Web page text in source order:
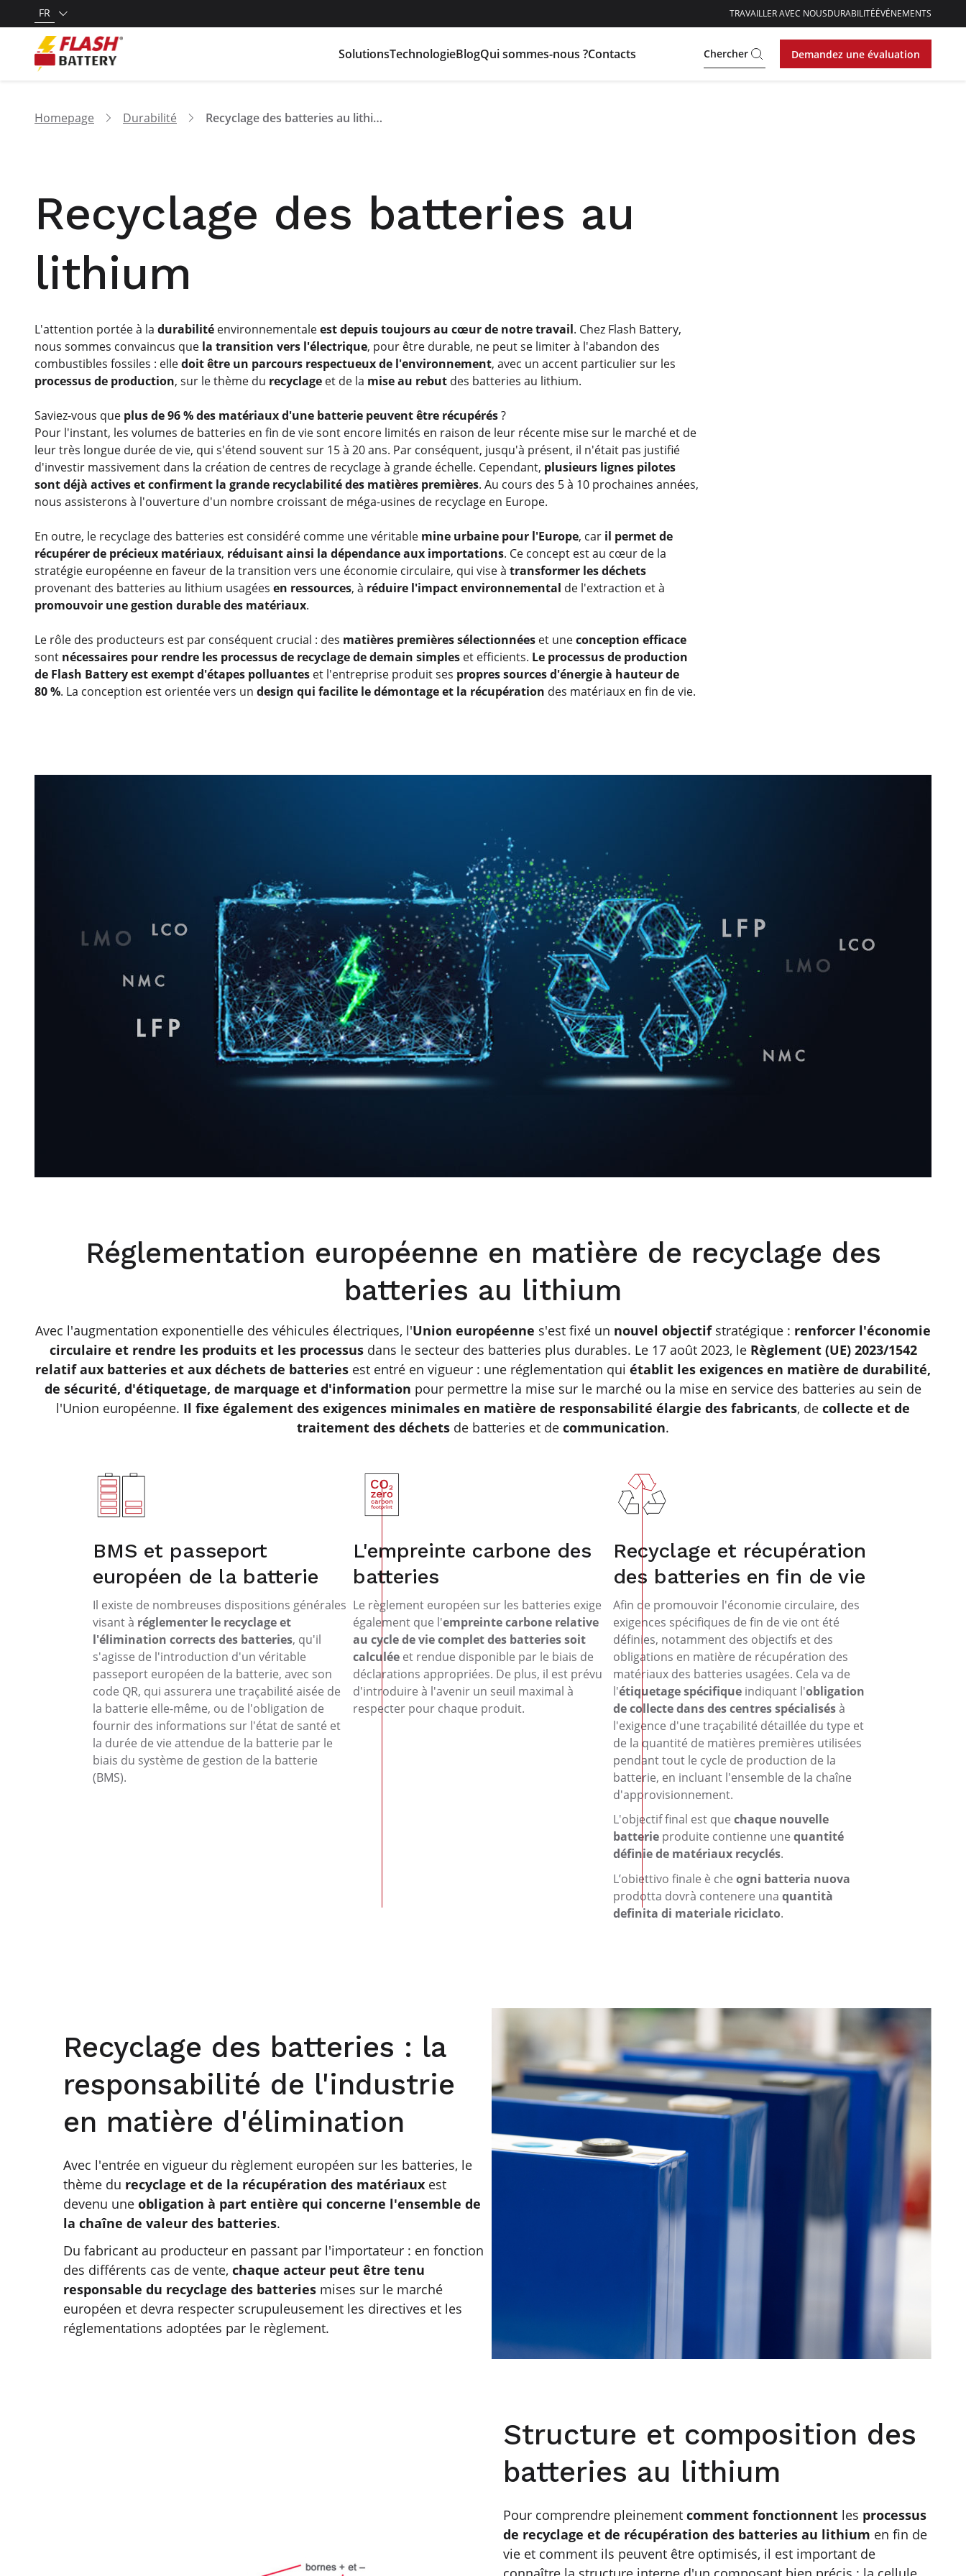
FR TRAVAILLER AVEC NOUSDURABILITÉÉVÉNEMENTS
SolutionsTechnologieBlogQui sommes-nous ?Contacts Chercher Demandez une évaluation
Homepage Durabilité Recyclage des batteries au lithium
Recyclage des batteries au
lithium
L'attention portée à la durabilité environnementaleest depuis toujours au cœur de notre travail. Chez Flash Battery,
nous sommes convaincus que la transition vers l'électrique, pour être durable, ne peut se limiter à l'abandon des
combustibles fossiles : elledoit être un parcours respectueux de l'environnement, avec un accent particulier sur les
processus de production, sur le thème du recyclage et de la mise au rebut des batteries au lithium.
Saviez-vous que plus de 96 % des matériaux d'une batterie peuvent être récupérés?
Pour l'instant, les volumes de batteries en fin de vie sont encore limités en raison de leur récente mise sur le marché et de
leur très longue durée de vie, qui s'étend souvent sur 15 à 20 ans. Par conséquent, jusqu'à présent, il n'était pas justifié
d'investir massivement dans la création de centres de recyclage à grande échelle. Cependant, plusieurs lignes pilotes
sont déjà actives et confirment la grande recyclabilité des matières premières. Au cours des 5 à 10 prochaines années,
nous assisterons à l'ouverture d'un nombre croissant de méga-usines de recyclage en Europe.
En outre, le recyclage des batteries est considéré comme une véritable mine urbaine pour l'Europe, car il permet de
récupérer de précieux matériaux, réduisant ainsi la dépendance aux importations. Ce concept est au cœur de la
stratégie européenne en faveur de la transition vers une économie circulaire, qui vise à transformer les déchets
provenant des batteries au lithium usagées en ressources, à réduire l'impact environnemental de l'extraction et à
promouvoir une gestion durable des matériaux.
Le rôle des producteurs est par conséquent crucial : des matières premières sélectionnées et uneconception efficace
sont nécessaires pour rendre les processus de recyclage de demain simples et efficients. Le processus de production
de Flash Battery est exempt d'étapes polluantes et l'entreprise produit ses propres sources d'énergie à hauteur de
80 %. La conception est orientée vers un design qui facilite le démontage et la récupération des matériaux en fin de vie.
Réglementation européenne en matière de recyclage des
batteries au lithium
Avec l'augmentation exponentielle des véhicules électriques, l'Union européenne s'est fixé un nouvel objectif stratégique : renforcer l'économie
circulaire et rendre les produits et les processusdans le secteur des batteries plus durables. Le 17 août 2023, le Règlement (UE) 2023/1542
relatif aux batteries et aux déchets de batteries est entré en vigueur : une réglementation qui établit les exigences en matière de durabilité,
de sécurité, d'étiquetage, de marquage et d'information pour permettre la mise sur le marché ou la mise en service des batteries au sein de
l'Union européenne. Il fixe également des exigences minimales en matière de responsabilité élargie des fabricants, de collecte et de
traitement des déchets de batteries et de communication.
BMS et passeport
européen de la batterie
Il existe de nombreuses dispositions générales
visant à réglementer le recyclage et
l'élimination corrects des batteries, qu'il
s'agisse de l'introduction d'un véritable
passeport européen de la batterie, avec son
code QR, qui assurera une traçabilité aisée de
la batterie elle-même, ou de l'obligation de
fournir des informations sur l'état de santé et
la durée de vie attendue de la batterie par le
biais du système de gestion de la batterie
(BMS).
L'empreinte carbone des
batteries
Le règlement européen sur les batteries exige
également que l'empreinte carbone relative
au cycle de vie complet des batteries soit
calculée et rendue disponible par le biais de
déclarations appropriées. De plus, il est prévu
d'introduire à l'avenir un seuil maximal à
respecter pour chaque produit.
Recyclage et récupération
des batteries en fin de vie
Afin de promouvoir l'économie circulaire, des
exigences spécifiques de fin de vie ont été
définies, notamment des objectifs et des
obligations en matière de récupération des
matériaux des batteries usagées. Cela va de
l'étiquetage spécifiqueindiquant l'obligation
de collecte dans des centres spécialisésà
l'exigence d'une traçabilité détaillée du type et
de la quantité de matières premières utilisées
pendant tout le cycle de production de la
batterie, en incluant l'ensemble de la chaîne
d'approvisionnement.
L'objectif final est que chaque nouvelle
batterieproduite contienne une quantité
définie de matériaux recyclés.
L’obiettivo finale è che ogni batteria nuova
prodotta dovrà contenere una quantità
definita di materiale riciclato.
Recyclage des batteries : la
responsabilité de l'industrie
en matière d'élimination
Avec l'entrée en vigueur du règlement européen sur les batteries, le
thème du recyclage et de la récupération des matériaux est
devenu une obligation à part entière qui concerne l'ensemble de
la chaîne de valeur des batteries.
Du fabricant au producteur en passant par l'importateur : en fonction
des différents cas de vente, chaque acteur peut être tenu
responsable du recyclage des batteries mises sur le marché
européen et devra respecter scrupuleusement les directives et les
réglementations adoptées par le règlement.
Structure et composition des
batteries au lithium
Pour comprendre pleinement comment fonctionnent les processus
de recyclage et de récupération des batteries au lithium en fin de
vie et comment ils peuvent être optimisés, il est important de